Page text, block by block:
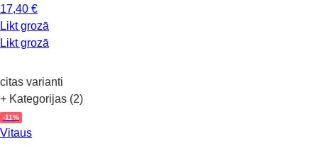
17,40 €
Likt grozā
Likt grozā
citas varianti
+ Kategorijas (2)
-11%
Vitaus